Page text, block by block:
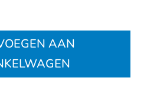
AAN